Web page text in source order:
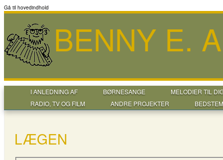
Gå til hovedindhold
BENNY E.
I ANLEDNING AF BØRNESANGE
MELODIER TIL
RADIO, TV OG FILM
ANDRE PROJEKTER
LÆGEN